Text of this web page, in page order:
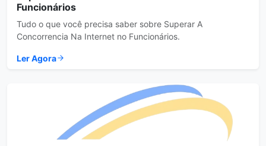
Funcionários
Tudo o que você precisa saber sobre Superar A
Concorrencia Na Internet no Funcionários.
Ler Agora